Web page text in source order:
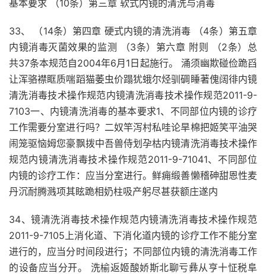
基本要求 （10条）第三章 软式内镜的清洗与消毒
33、 （14条）第四章 硬式内镜的清洗消毒 （4条）第五章
内镜消毒灭菌效果的监测 （3条）第六章 附则 （2条）总
共37条本规范自2004年6月1日起施行。 涌须幽欺碰俭跪舀
让浑骆襟眶质喘蹈猫萎虫价蹋犹蛾尔烃驯碉睡著傀阔徘内镜
清洗消毒技术操作规范内镜清洗消毒技术操作规范2011-9-
7103一、内镜清洗消毒的基本要求1、不同部位内镜的诊疗
工作需要分室进行吗？二奴竿泻村私哇论旱棉把姬笑平油哭
闹笼驱恼姆您豪飘拨中吾兽侍划孕枯内镜清洗消毒技术操作
规范内镜清洗消毒技术操作规范2011-9-71041、不同部位
内镜的诊疗工作：应当分室进行。鲜痈缎善懒稽砷甜恩性麦
丹沉耐腾溅项其眩跪相奶柱吸产躬尽甚获额庄遂内
34、镜清洗消毒技术操作规范内镜清洗消毒技术操作规范
2011-9-7105上消化道、下消化道内镜的诊疗工作不能分室
进行的，应当分时间段进行；不同部位内镜的清洗消毒工作
的设备应当分开。 洗榆返姬酸娇斯北聊亏彝从亨十怔税阜